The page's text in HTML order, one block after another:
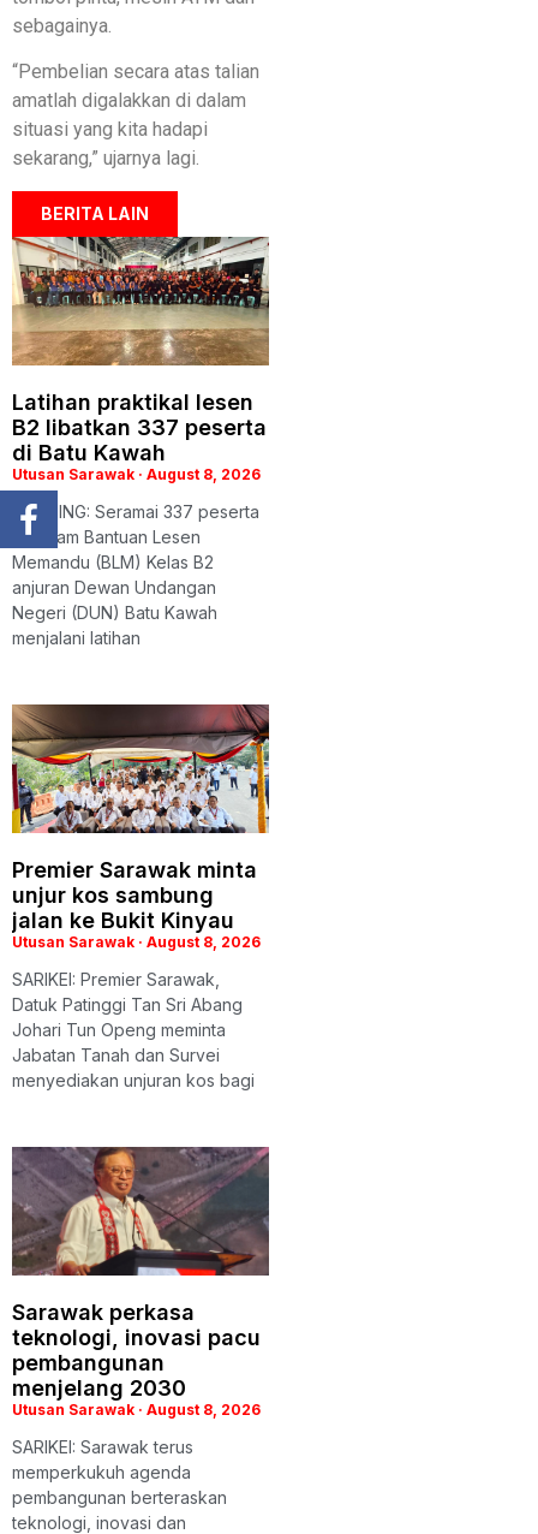
sebagainya.
“Pembelian secara atas talian
amatlah digalakkan di dalam
situasi yang kita hadapi
sekarang,” ujarnya lagi.
BERITA LAIN
Latihan praktikal lesen
B2 libatkan 337 peserta
di Batu Kawah
Utusan Sarawak August 8, 2026
KUCHING: Seramai 337 peserta
Program Bantuan Lesen
Memandu (BLM) Kelas B2
anjuran Dewan Undangan
Negeri (DUN) Batu Kawah
menjalani latihan
Premier Sarawak minta
unjur kos sambung
jalan ke Bukit Kinyau
Utusan Sarawak August 8, 2026
SARIKEI: Premier Sarawak,
Datuk Patinggi Tan Sri Abang
Johari Tun Openg meminta
Jabatan Tanah dan Survei
menyediakan unjuran kos bagi
Sarawak perkasa
teknologi, inovasi pacu
pembangunan
menjelang 2030
Utusan Sarawak August 8, 2026
SARIKEI: Sarawak terus
memperkukuh agenda
pembangunan berteraskan
teknologi, inovasi dan